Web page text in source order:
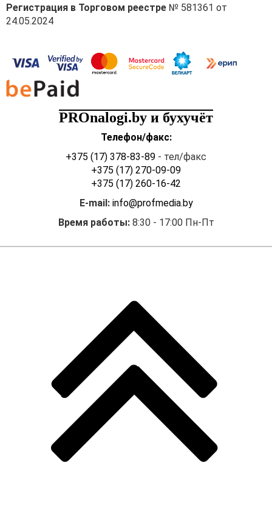
Регистрация в Торговом реестре № 581361 от
24.05.2024
PROnalogi.by и бухучёт
Телефон/факс:
+375 (17) 378-83-89 - тел/факс
+375 (17) 270-09-09
+375 (17) 260-16-42
E-mail: info@profmedia.by
Время работы:8:30 - 17:00 Пн-Пт